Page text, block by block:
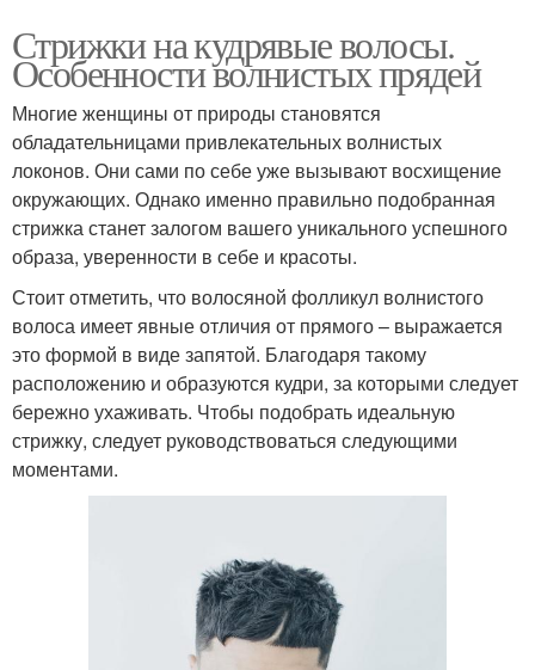
Стрижки на кудрявые волосы.
Особенности волнистых прядей
Многие женщины от природы становятся
обладательницами привлекательных волнистых
локонов. Они сами по себе уже вызывают восхищение
окружающих. Однако именно правильно подобранная
стрижка станет залогом вашего уникального успешного
образа, уверенности в себе и красоты.
Стоит отметить, что волосяной фолликул волнистого
волоса имеет явные отличия от прямого – выражается
это формой в виде запятой. Благодаря такому
расположению и образуются кудри, за которыми следует
бережно ухаживать. Чтобы подобрать идеальную
стрижку, следует руководствоваться следующими
моментами.